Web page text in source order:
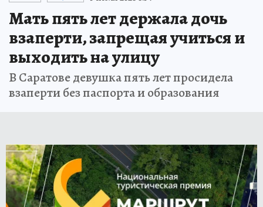
Мать пять лет держала дочь
взаперти, запрещая учиться и
выходить на улицу
В Саратове девушка пять лет просидела
взаперти без паспорта и образования